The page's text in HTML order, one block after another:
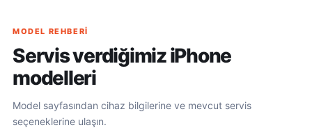
MODEL REHBERI
Servis verdiğimiz iPhone
modelleri
Model sayfasından cihaz bilgilerine ve mevcut servis
seçeneklerine ulaşın.